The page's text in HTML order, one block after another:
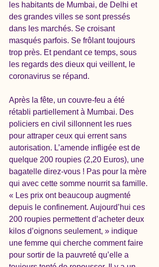
les habitants de Mumbai, de Delhi et
des grandes villes se sont pressés
dans les marchés. Se croisant
masqués parfois. Se frôlant toujours
trop près. Et pendant ce temps, sous
les regards des dieux qui veillent, le
coronavirus se répand.
Après la fête, un couvre-feu a été
rétabli partiellement à Mumbai. Des
policiers en civil sillonnent les rues
pour attraper ceux qui errent sans
autorisation. L’amende infligée est de
quelque 200 roupies (2,20 Euros), une
bagatelle direz-vous ! Pas pour la mère
qui avec cette somme nourrit sa famille.
« Les prix ont beaucoup augmenté
depuis le confinement. Aujourd’hui ces
200 roupies permettent d’acheter deux
kilos d’oignons seulement, » indique
une femme qui cherche comment faire
pour sortir de la pauvreté qu’elle a